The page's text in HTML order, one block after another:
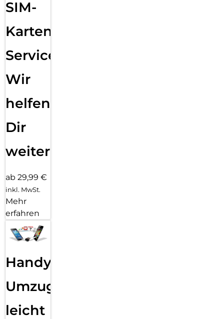
SIM-
Karten
Service:
Wir
helfen
Dir
weiter
ab 29,99 €
inkl. MwSt.
Mehr
erfahren
Handy
Umzug
leicht